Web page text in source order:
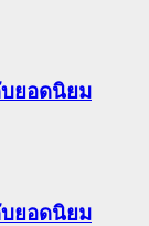
บยอดนิยม
บยอดนิยม